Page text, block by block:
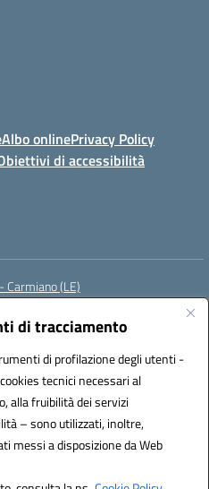
di tracciamento
di profilazione degli utenti -
tecnici necessari al
alla fruibilità dei servizi
– sono utilizzati, inoltre,
messi a disposizione da Web
Albo onlinePrivacy Policy
di accessibilità
(LE)
leic88600a@pec.istruzione.it
(IPA): istsc_leic88600a
by 3D Solution S.r.l.